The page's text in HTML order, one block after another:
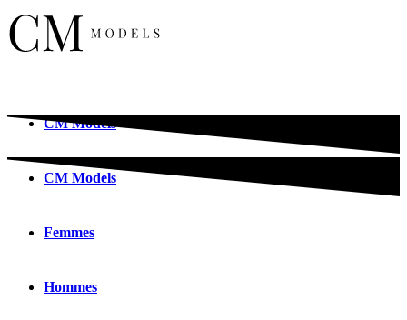
CMModels
CM Models
Femmes
Hommes